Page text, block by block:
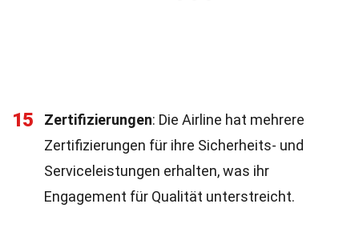
15 Zertifizierungen: Die Airline hat mehrere
Zertifizierungen für ihre Sicherheits- und
Serviceleistungen erhalten, was ihr
Engagement für Qualität unterstreicht.